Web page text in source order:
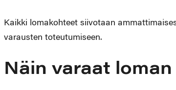
Kaikki lomakohteet siivotaan
varausten toteutumiseen.
Näin varaat